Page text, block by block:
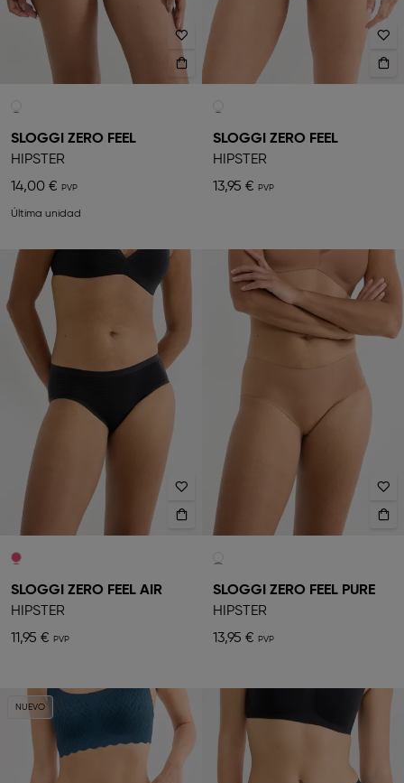
SLOGGI ZERO FEEL
HIPSTER
14,00 €
Última unidad
SLOGGI ZERO FEEL
HIPSTER
13,95 €
SLOGGI ZERO FEEL AIR
HIPSTER
11,95 €
SLOGGI ZERO FEEL PURE
HIPSTER
13,95 €
NUEVO